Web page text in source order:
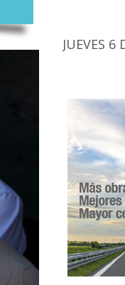
JUEVES 6